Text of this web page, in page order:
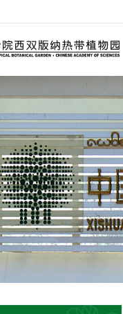
媒体关注
园林消息
旅游信息